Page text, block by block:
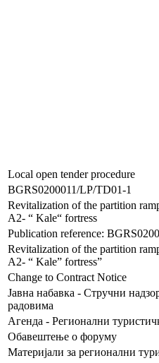
Local open tender procedure
BGRS0200011/LP/TD01-1
Revitalization of the partition
A2- “ Kale“ fortress
Publication reference:
Revitalization of the partition
A2- “ Kale” fortress”
Change to Contract Notice
Јавна набавка - Стручни
радовима
Агенда - Регионални
Обавештење о форуму
Материјали за регионални